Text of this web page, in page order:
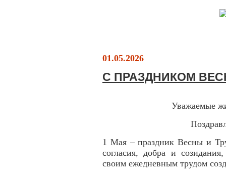
01.05.2026
С ПРАЗДНИКОМ
Уважаемые
1 Мая – праздник Весны и
согласия, добра и
своим ежедневным трудом